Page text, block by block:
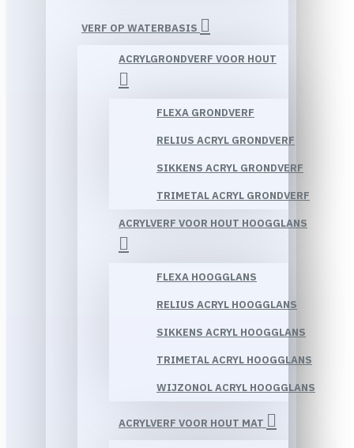
VERF OP WATERBASIS
ACRYLGRONDVERF VOOR HOUT
FLEXA GRONDVERF
RELIUS ACRYL GRONDVERF
SIKKENS ACRYL GRONDVERF
TRIMETAL ACRYL GRONDVERF
ACRYLVERF VOOR HOUT HOOGGLANS
FLEXA HOOGGLANS
RELIUS ACRYL HOOGGLANS
SIKKENS ACRYL HOOGGLANS
TRIMETAL ACRYL HOOGGLANS
WIJZONOL ACRYL HOOGGLANS
ACRYLVERF VOOR HOUT MAT